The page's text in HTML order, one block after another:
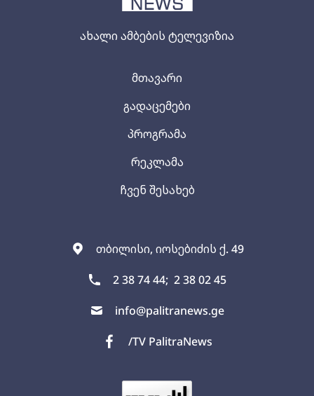
ახალი ამბების ტელევიზია
თბილისი, იოსებიძის ქ. 49
2 38 74 44; 2 38 02 45
info@palitranews.ge
/TV PalitraNews
მთავარი
გადაცემები
პროგრამა
რეკლამა
ჩვენ შესახებ